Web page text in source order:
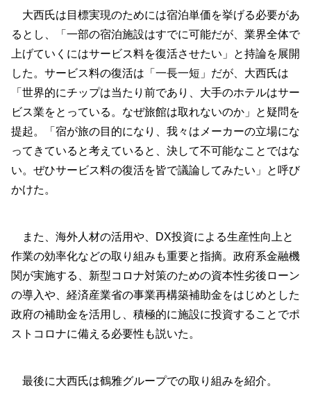
大西氏は目標実現のためには宿泊単価を挙げる必要があ
るとし、「一部の宿泊施設はすでに可能だが、業界全体で
上げていくにはサービス料を復活させたい」と持論を展開
した。サービス料の復活は「一長一短」だが、大西氏は
「世界的にチップは当たり前であり、大手のホテルはサー
ビス業をとっている。なぜ旅館は取れないのか」と疑問を
提起。「宿が旅の目的になり、我々はメーカーの立場にな
ってきていると考えていると、決して不可能なことではな
い。ぜひサービス料の復活を皆で議論してみたい」と呼び
かけた。
また、海外人材の活用や、DX投資による生産性向上と
作業の効率化などの取り組みも重要と指摘。政府系金融機
関が実施する、新型コロナ対策のための資本性劣後ローン
の導入や、経済産業省の事業再構築補助金をはじめとした
政府の補助金を活用し、積極的に施設に投資することでポ
ストコロナに備える必要性も説いた。
最後に大西氏は鶴雅グループでの取り組みを紹介。